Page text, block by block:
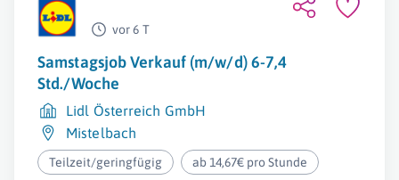
vor 6 T
Samstagsjob Verkauf (m/w/d) 6-7,4
Std./Woche
Lidl Österreich GmbH
Mistelbach
Teilzeit/geringfügig ab 14,67€ pro Stunde